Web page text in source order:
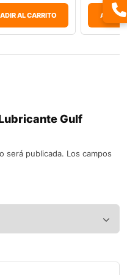
AL CARRITO AÑADIR
Gulf
será publicada. Los campos